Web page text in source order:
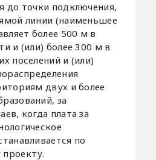
до точки подключения,
линии (наименьшее
более 500 м в
и (или) более 300 м в
поселений и (или)
двух и более
за
когда плата за
по